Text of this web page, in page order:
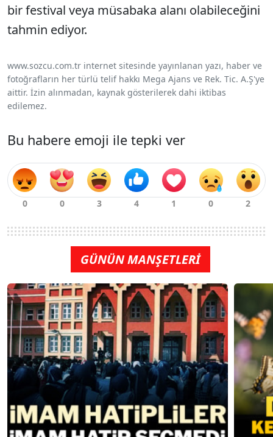
bir festival veya müsabaka alanı olabileceğini
tahmin ediyor.
www.sozcu.com.tr internet sitesinde yayınlanan yazı, haber ve
fotoğrafların her türlü telif hakkı Mega Ajans ve Rek. Tic. A.Ş'ye
aittir. İzin alınmadan, kaynak gösterilerek dahi iktibas
edilemez.
Bu habere emoji ile tepki ver
GÜNÜN MANŞETLERİ